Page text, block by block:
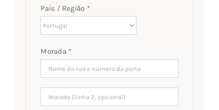
País / Região *
Morada *
Morada
(linha